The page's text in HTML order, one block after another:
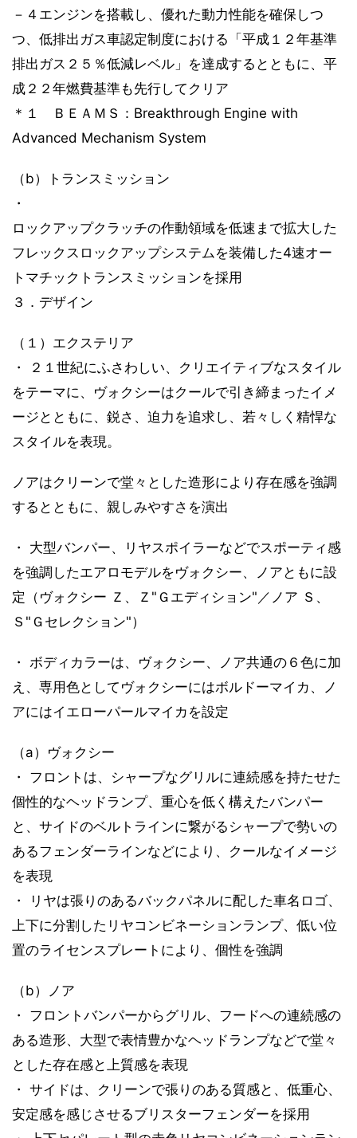
－４エンジンを搭載し、優れた動力性能を確保しつ
つ、低排出ガス車認定制度における「平成１２年基準
排出ガス２５％低減レベル」を達成するとともに、平
成２２年燃費基準も先行してクリア
＊１ ＢＥＡＭＳ：Breakthrough Engine with
Advanced Mechanism System
（b）トランスミッション
・
ロックアップクラッチの作動領域を低速まで拡大した
フレックスロックアップシステムを装備した4速オー
トマチックトランスミッションを採用
３．デザイン
（１）エクステリア
・ ２１世紀にふさわしい、クリエイティブなスタイル
をテーマに、ヴォクシーはクールで引き締まったイメ
ージとともに、鋭さ、迫力を追求し、若々しく精悍な
スタイルを表現。
ノアはクリーンで堂々とした造形により存在感を強調
するとともに、親しみやすさを演出
・ 大型バンパー、リヤスポイラーなどでスポーティ感
を強調したエアロモデルをヴォクシー、ノアともに設
定（ヴォクシー Ｚ、Ｚ"Ｇエディション"／ノア Ｓ、
Ｓ"Ｇセレクション"）
・ ボディカラーは、ヴォクシー、ノア共通の６色に加
え、専用色としてヴォクシーにはボルドーマイカ、ノ
アにはイエローパールマイカを設定
（a）ヴォクシー
・ フロントは、シャープなグリルに連続感を持たせた
個性的なヘッドランプ、重心を低く構えたバンパー
と、サイドのベルトラインに繋がるシャープで勢いの
あるフェンダーラインなどにより、クールなイメージ
を表現
・ リヤは張りのあるバックパネルに配した車名ロゴ、
上下に分割したリヤコンビネーションランプ、低い位
置のライセンスプレートにより、個性を強調
（b）ノア
・ フロントバンパーからグリル、フードへの連続感の
ある造形、大型で表情豊かなヘッドランプなどで堂々
とした存在感と上質感を表現
・ サイドは、クリーンで張りのある質感と、低重心、
安定感を感じさせるブリスターフェンダーを採用